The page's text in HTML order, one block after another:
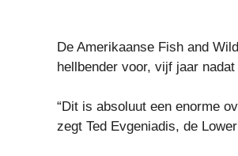
De Amerikaanse Fish and
hellbender voor, vijf jaar
“Dit is absoluut een enorme
zegt Ted Evgeniadis, de